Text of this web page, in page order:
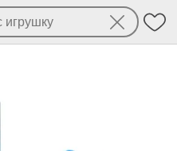
из колец,